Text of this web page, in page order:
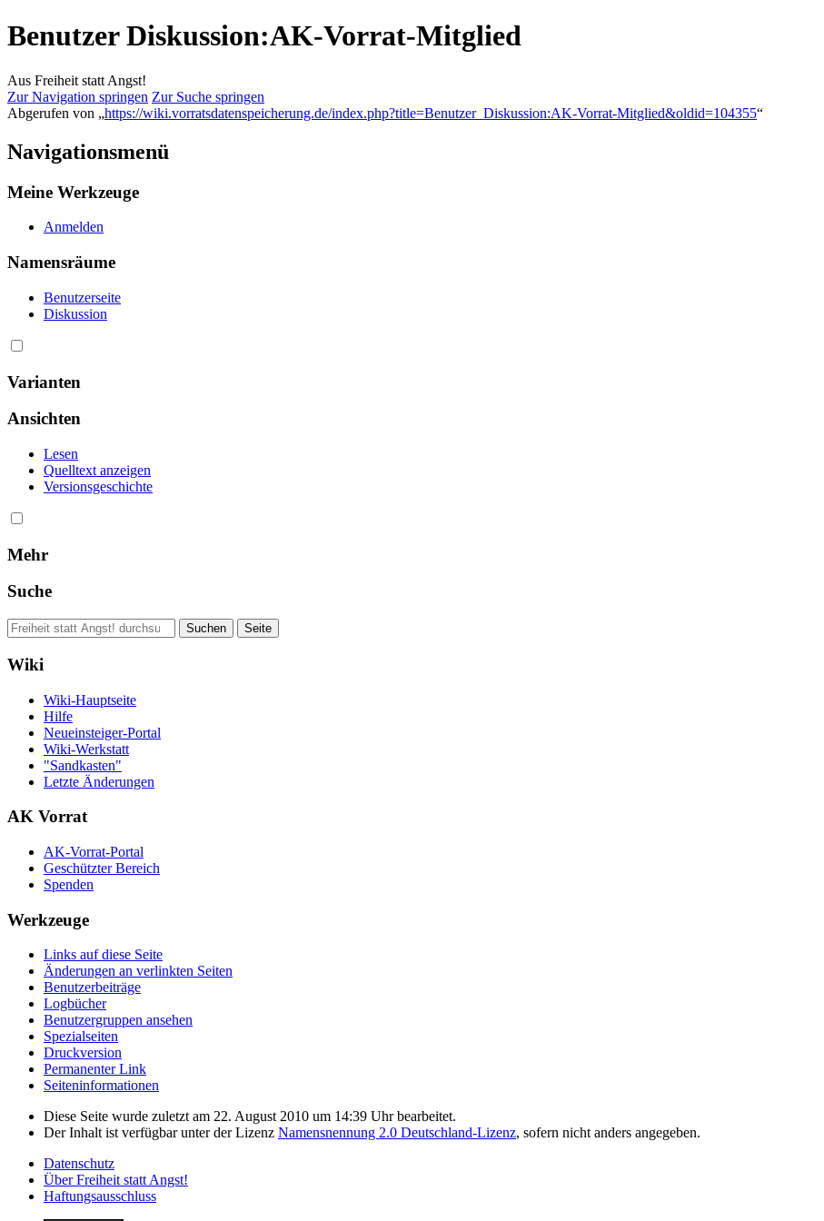
Benutzer Diskussion:AK-Vorrat-Mitglied
Aus Freiheit statt Angst!
Zur Navigation springen Zur Suche springen
Abgerufen von „https://wiki.vorratsdatenspeicherung.de/index.php?title=Benutzer_Diskussion:AK-Vorrat-Mitglied&oldid=104355“
Navigationsmenü
Meine Werkzeuge
Anmelden
Namensräume
Benutzerseite
Diskussion
Varianten
Ansichten
Lesen
Quelltext anzeigen
Versionsgeschichte
Mehr
Suche
Wiki
Wiki-Hauptseite
Hilfe
Neueinsteiger-Portal
Wiki-Werkstatt
"Sandkasten"
Letzte Änderungen
AK Vorrat
AK-Vorrat-Portal
Geschützter Bereich
Spenden
Werkzeuge
Links auf diese Seite
Änderungen an verlinkten Seiten
Benutzerbeiträge
Logbücher
Benutzergruppen ansehen
Spezialseiten
Druckversion
Permanenter Link
Seiten­­informationen
Diese Seite wurde zuletzt am 22. August 2010 um 14:39 Uhr bearbeitet.
Der Inhalt ist verfügbar unter der Lizenz Namensnennung 2.0 Deutschland-Lizenz, sofern nicht anders angegeben.
Datenschutz
Über Freiheit statt Angst!
Haftungsausschluss